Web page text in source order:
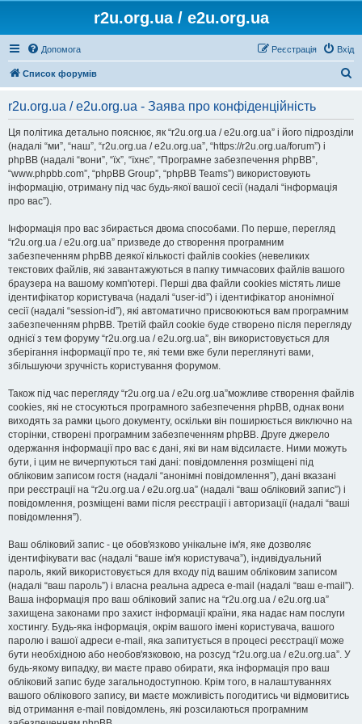
r2u.org.ua / e2u.org.ua
Допомога Вхід
Реєстрація
Список форумів
r2u.org.ua / e2u.org.ua - Заява про конфіденційність
Ця політика детально пояснює, як “r2u.org.ua / e2u.org.ua” і його підрозділи
(надалі “ми”, “наш”, “r2u.org.ua / e2u.org.ua”, “https://r2u.org.ua/forum”) і
phpBB (надалі “вони”, “їх”, “їхнє”, “Програмне забезпечення phpBB”,
“www.phpbb.com”, “phpBB Group”, “phpBB Teams”) використовують
інформацію, отриману під час будь-якої вашої сесії (надалі “інформація
про вас”).
Інформація про вас збирається двома способами. По перше, перегляд
“r2u.org.ua / e2u.org.ua” призведе до створення програмним
забезпеченням phpBB деякої кількості файлів cookies (невеликих
текстових файлів, які завантажуються в папку тимчасових файлів вашого
браузера на вашому комп'ютері. Перші два файли cookies містять лише
ідентифікатор користувача (надалі “user-id”) і ідентифікатор анонімної
сесії (надалі “session-id”), які автоматично присвоюються вам програмним
забезпеченням phpBB. Третій файл cookie буде створено після перегляду
однієї з тем форуму “r2u.org.ua / e2u.org.ua”, він використовується для
зберігання інформації про те, які теми вже були переглянуті вами,
збільшуючи зручність користування форумом.
Також під час перегляду “r2u.org.ua / e2u.org.ua”можливе створення файлів
cookies, які не стосуються програмного забезпечення phpBB, однак вони
виходять за рамки цього документу, оскільки він поширюється виключно на
сторінки, створені програмним забезпеченням phpBB. Друге джерело
одержання інформації про вас є дані, які ви нам відсилаєте. Ними можуть
бути, і цим не вичерпуються такі дані: повідомлення розміщені під
обліковим записом гостя (надалі “анонімні повідомлення”), дані вказані
при реєстрації на “r2u.org.ua / e2u.org.ua” (надалі “ваш обліковий запис”) і
повідомлення, розміщені вами після реєстрації і авторизації (надалі “ваші
повідомлення”).
Ваш обліковий запис - це обов'язково унікальне ім'я, яке дозволяє
ідентифікувати вас (надалі “ваше ім'я користувача”), індивідуальний
пароль, який використовується для входу під вашим обліковим записом
(надалі “ваш пароль”) і власна реальна адреса e-mail (надалі “ваш e-mail”).
Ваша інформація про ваш обліковий запис на “r2u.org.ua / e2u.org.ua”
захищена законами про захист інформації країни, яка надає нам послуги
хостингу. Будь-яка інформація, окрім вашого імені користувача, вашого
паролю і вашої адреси e-mail, яка запитується в процесі реєстрації може
бути необхідною або необов'язковою, на розсуд “r2u.org.ua / e2u.org.ua”. У
будь-якому випадку, ви маєте право обирати, яка інформація про ваш
обліковий запис буде загальнодоступною. Крім того, в налаштуваннях
вашого облікового запису, ви маєте можливість погодитись чи відмовитись
від отримання e-mail повідомлень, які розсилаються програмним